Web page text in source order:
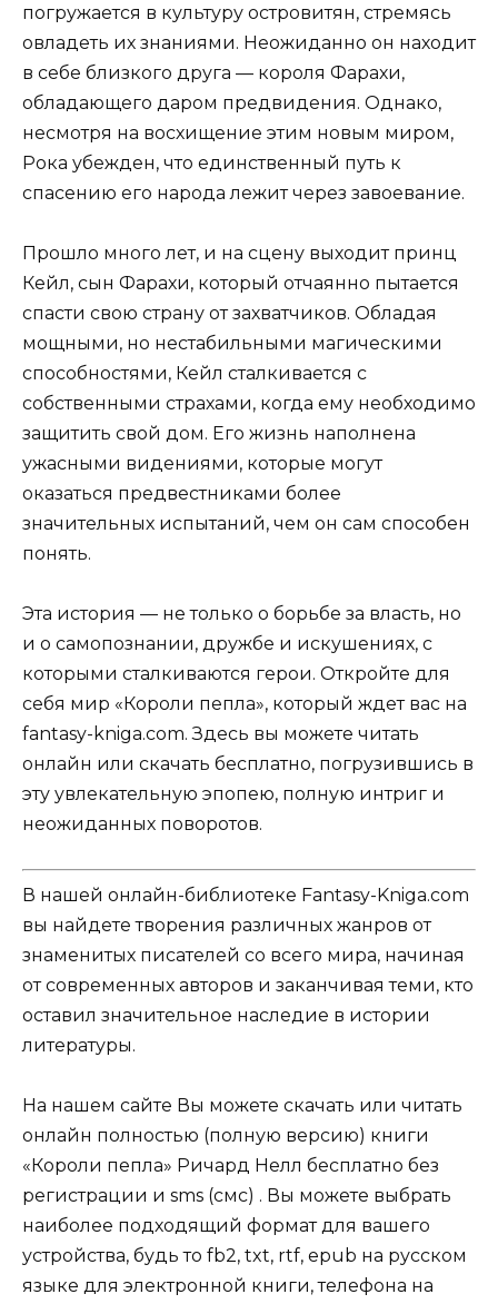
погружается в культуру островитян, стремясь
овладеть их знаниями. Неожиданно он находит
в себе близкого друга — короля Фарахи,
обладающего даром предвидения. Однако,
несмотря на восхищение этим новым миром,
Рока убежден, что единственный путь к
спасению его народа лежит через завоевание.
Прошло много лет, и на сцену выходит принц
Кейл, сын Фарахи, который отчаянно пытается
спасти свою страну от захватчиков. Обладая
мощными, но нестабильными магическими
способностями, Кейл сталкивается с
собственными страхами, когда ему необходимо
защитить свой дом. Его жизнь наполнена
ужасными видениями, которые могут
оказаться предвестниками более
значительных испытаний, чем он сам способен
понять.
Эта история — не только о борьбе за власть, но
и о самопознании, дружбе и искушениях, с
которыми сталкиваются герои. Откройте для
себя мир «Короли пепла», который ждет вас на
fantasy-kniga.com. Здесь вы можете читать
онлайн или скачать бесплатно, погрузившись в
эту увлекательную эпопею, полную интриг и
неожиданных поворотов.
В нашей онлайн-библиотеке Fantasy-Kniga.com
вы найдете творения различных жанров от
знаменитых писателей со всего мира, начиная
от современных авторов и заканчивая теми, кто
оставил значительное наследие в истории
литературы.
На нашем сайте Вы можете скачать или читать
онлайн полностью (полную версию) книги
«Короли пепла» Ричард Нелл бесплатно без
регистрации и sms (смс) . Вы можете выбрать
наиболее подходящий формат для вашего
устройства, будь то fb2, txt, rtf, epub на русском
языке для электронной книги, телефона на